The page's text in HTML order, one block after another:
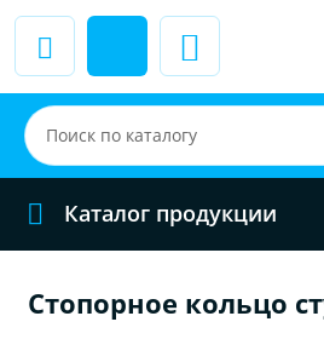
Каталог продукции
Стопорное кольцо